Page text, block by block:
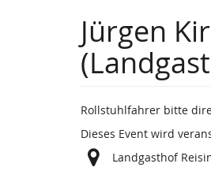
Jürgen
Rollstuhlfahrer bitte
Dieses Event wird
Landgasthof